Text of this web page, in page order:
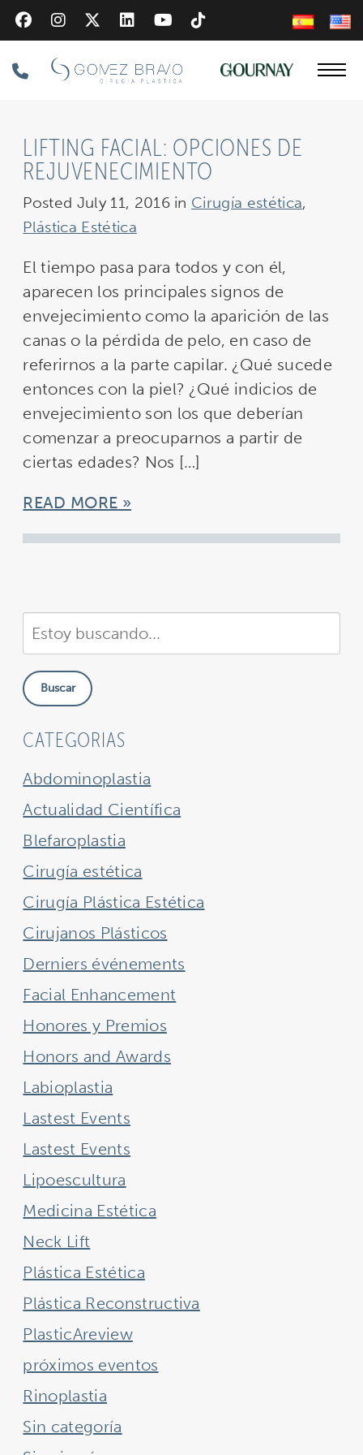
Skip
to
main
content
Phone
LIFTING FACIAL: OPCIONES DE
REJUVENECIMIENTO
Posted July 11, 2016 in Cirugía estética,
Plástica Estética
El tiempo pasa para todos y con él,
aparecen los principales signos de
envejecimiento como la aparición de las
canas o la pérdida de pelo, en caso de
referirnos a la parte capilar. ¿Qué sucede
entonces con la piel? ¿Qué indicios de
envejecimiento son los que deberían
comenzar a preocuparnos a partir de
ciertas edades? Nos […]
READ MORE
Buscar
en
nuestra
sitioBuscar
CATEGORIAS
Abdominoplastia
Actualidad Científica
Blefaroplastia
Cirugía estética
Cirugía Plástica Estética
Cirujanos Plásticos
Derniers événements
Facial Enhancement
Honores y Premios
Honors and Awards
Labioplastia
Lastest Events
Lastest Events
Lipoescultura
Medicina Estética
Neck Lift
Plástica Estética
Plástica Reconstructiva
PlasticAreview
próximos eventos
Rinoplastia
Sin categoría